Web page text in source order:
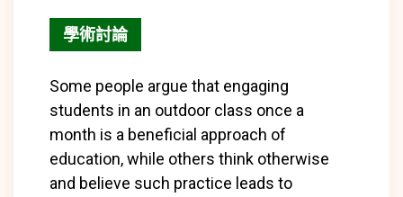
學術討論
Some people argue that engaging
students in an outdoor class once a
month is a beneficial approach of
education, while others think otherwise
and believe such practice leads to